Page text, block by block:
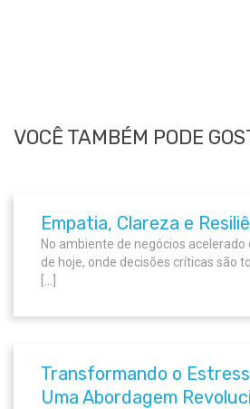
VOCÊ TAMBÉM PODE
Empatia, Clareza e
No ambiente de negócios acelerado
de hoje, onde decisões críticas são
Transformando o
Uma Abordagem